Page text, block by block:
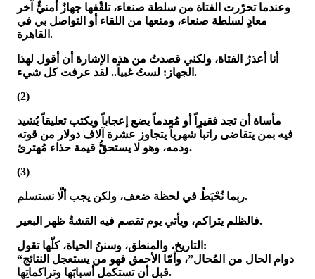
وعندما تحرّرت الفتاة من سلطة صنعاء، تلقّفها جهازٌ أمنيٌّ آخر
معادٍ لسلطة صنعاء، ومنعها من اللقاء أو التواصل بي في
القاهرة.
أنا أعذرُ الفتاة، ولكني قصدتُ من هذه الإشارة أن أقول لهذا
الجهاز: لستُ غبياً.. لقد عرفت كل شيء.
(2)
مأساة أن تجد فقيراً أو مُعدماً يضع إعجاباً ويكتب تعليقاً يُشيد
فيه بمن يتقاضى راتباً شهرياً يتجاوز عشرة آلاف دولار من قوته
ودمه، وهو لا يستحقُّ قيمة حذاء مُهترئ.
(3)
ربما نُحْبَطُ في لحظة ضعف، ولكن يجب ألّا نستسلم.
فالظلم يتراكم، ويأتي يوم تقصم فيه القشةُ ظهر البعير.
التاريخ، والمنطق، وسننُ الحياة، كلّها تقول:
“دوام الحال من المُحال”، وأمّا الأحمق فهو من يستعجل النتائج
قبل أن تستكمل أسبابَها وتراكماتِها.